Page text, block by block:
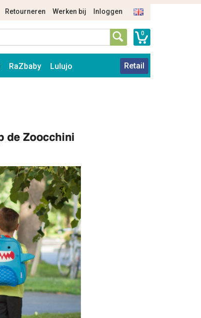
Retourneren Werken bij Inloggen
0
RaZbaby Lulujo Retail